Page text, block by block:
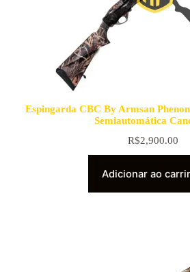
Espingarda CBC By Armsan
Semiautomática
R$2,900.00
Adicionar ao